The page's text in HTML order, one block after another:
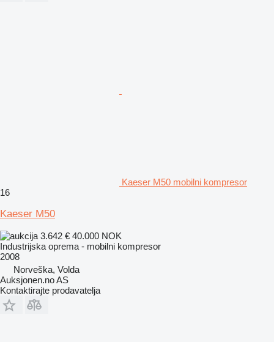
Kaeser M50 mobilni kompresor
16
Kaeser M50
3.642 € 40.000 NOK
Industrijska oprema - mobilni kompresor
2008
Norveška, Volda
Auksjonen.no AS
Kontaktirajte prodavatelja